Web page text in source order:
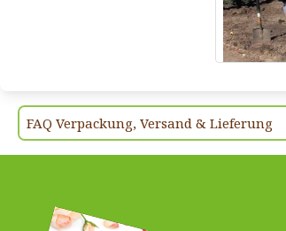
FAQ Verpackung, Versand & Lieferung